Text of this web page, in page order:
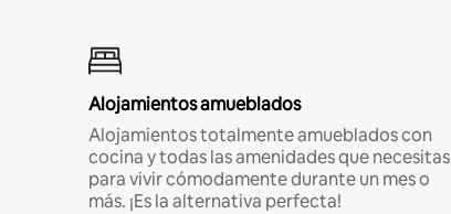
Alojamientos amueblados
Alojamientos totalmente amueblados con
cocina y todas las amenidades que necesitas
para vivir cómodamente durante un mes o
más. ¡Es la alternativa perfecta!